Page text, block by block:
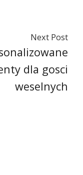
Next Post
dla gosci
weselnych